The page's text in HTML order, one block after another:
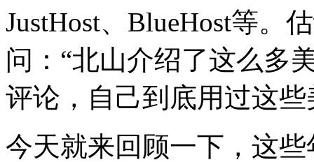
JustHost、BlueHost等。
问：“北山介绍了这么多
评论，自己到底用过这
今天就来回顾一下，这